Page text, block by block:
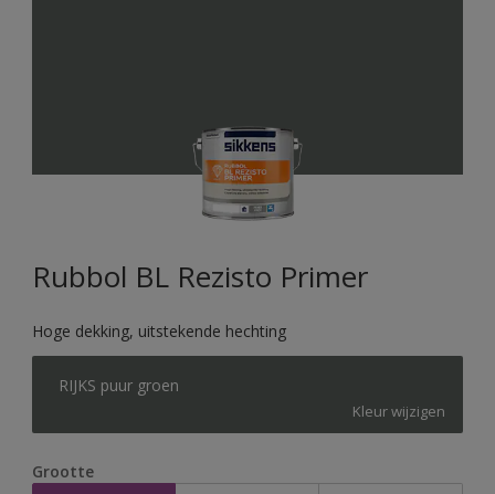
Rubbol BL Rezisto Primer
Hoge dekking, uitstekende hechting
RIJKS puur groen
Kleur wijzigen
Grootte